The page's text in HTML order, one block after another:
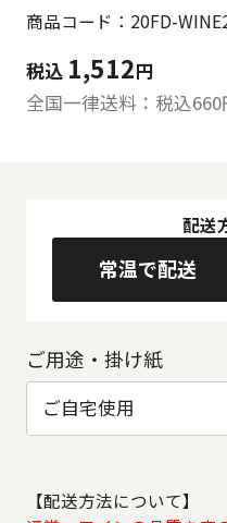
商品コード：20FD-
税込 1,512円
全国一律送料：税込660
配送
常温で配送
ご用途・掛け紙
【配送方法について】